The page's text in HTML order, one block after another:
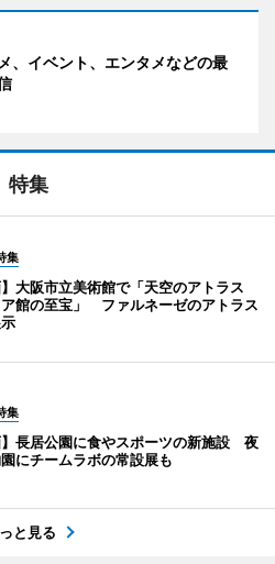
、イベント、エンタメなどの最
特集
集
】大阪市立美術館で「天空のアトラス
館の至宝」 ファルネーゼのアトラス
集
】長居公園に食やスポーツの新施設 夜
にチームラボの常設展も
と見る